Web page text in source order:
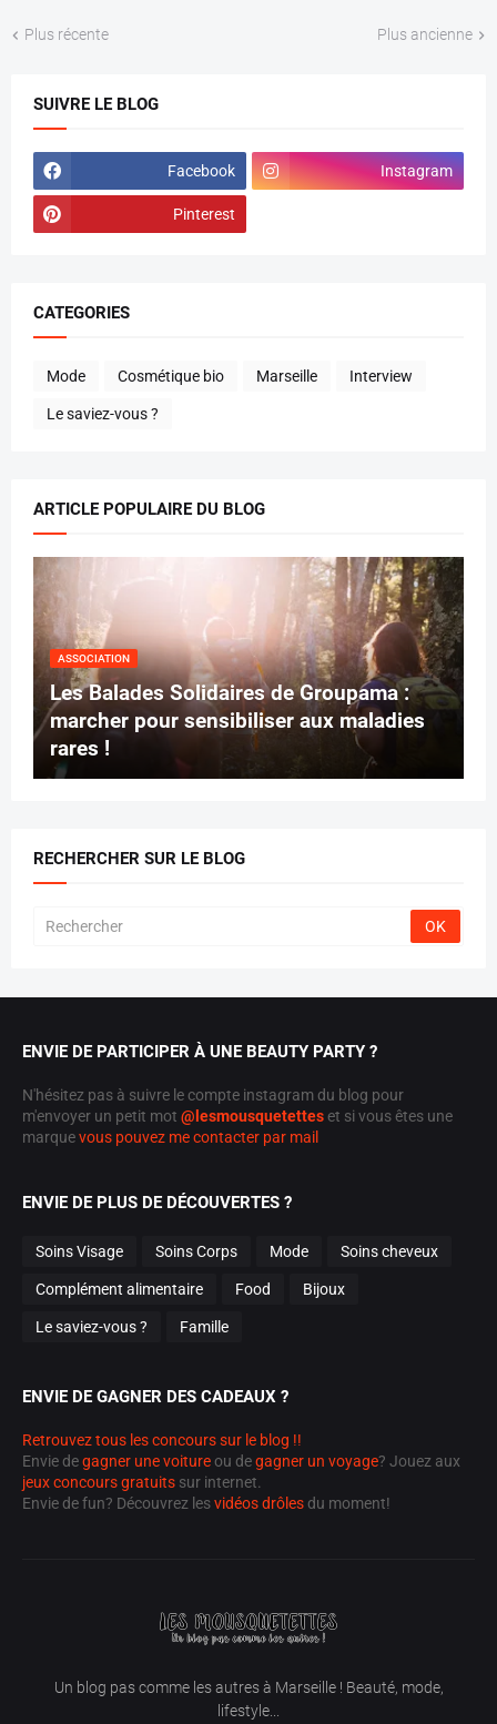
Plus récente Plus ancienne
SUIVRE LE BLOG
Facebook Instagram
Pinterest
CATEGORIES
Mode Cosmétique bio Marseille Interview
Le saviez-vous ?
ARTICLE POPULAIRE DU BLOG
ASSOCIATION
Les Balades Solidaires de Groupama :
marcher pour sensibiliser aux maladies
rares !
RECHERCHER SUR LE BLOG
ENVIE DE PARTICIPER À UNE BEAUTY PARTY ?
N'hésitez pas à suivre le compte instagram du blog pour
m'envoyer un petit mot @lesmousquetetteset si vous êtes une
marquevous pouvez me contacter par mail
ENVIE DE PLUS DE DÉCOUVERTES ?
Soins Visage Soins Corps Mode Soins cheveux
Complément alimentaire Food Bijoux
Le saviez-vous ? Famille
ENVIE DE GAGNER DES CADEAUX ?
Retrouvez tous les concours sur le blog !!
Envie degagner une voiture ou degagner un voyage? Jouez aux
jeux concours gratuits sur internet.
Envie de fun? Découvrez lesvidéos drôles du moment!
Un blog pas comme les autres à Marseille ! Beauté, mode,
lifestyle...